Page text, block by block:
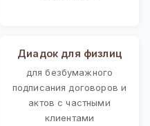
Диадок для физлиц
для безбумажного
подписания договоров и
актов с частными
клиентами